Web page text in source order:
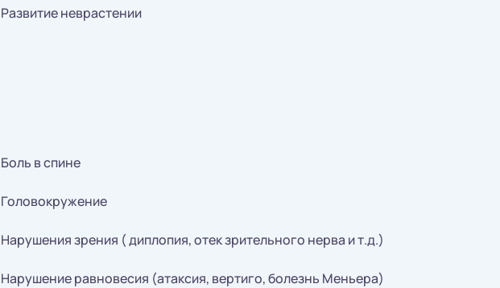
Развитие неврастении
Боль в спине
Головокружение
Нарушения зрения ( диплопия, отек зрительного нерва и т.д.)
Нарушение равновесия (атаксия, вертиго, болезнь Меньера)